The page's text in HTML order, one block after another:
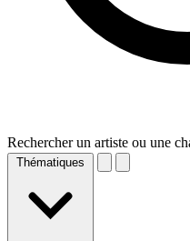
Rechercher un artiste ou une
Thématiques